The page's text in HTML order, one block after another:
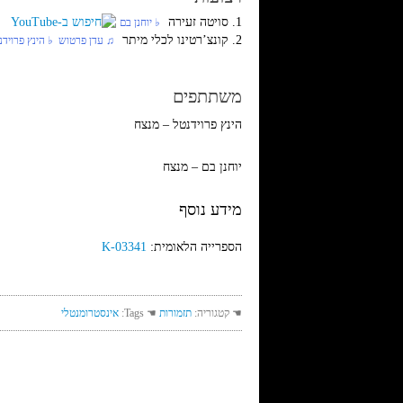
1. סויטה זעירה ‏ ♭ יוחנן בם
2. קונצ’רטינו לכלי מיתר ♫ עדן פרטוש‏ ♭ הינץ
משתתפים
הינץ פרוידנטל – מנצח
יוחנן בם – מנצח
מידע נוסף
הספרייה הלאומית: K-03341
☚ קטגוריה: תזמורות ☚ Tags: אינסטרומנטלי